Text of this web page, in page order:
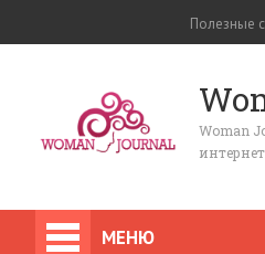
Полезные
Woman
МЕНЮ